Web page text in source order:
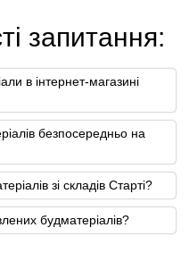
запитання:
в інтернет-магазині
безпосередньо на
зі складів Старті?
будматеріалів?